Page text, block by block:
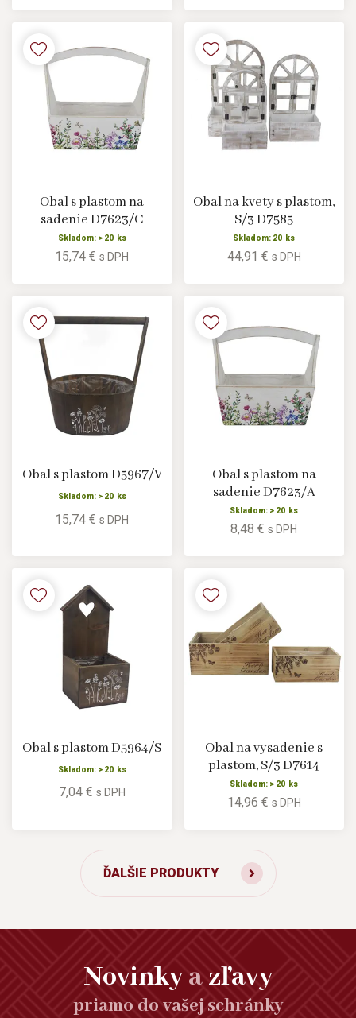
Obal s plastom na
sadenie D7623/C
Skladom: > 20 ks
15,74 €s DPH
Obal na kvety s plastom,
S/3 D7585
Skladom: 20 ks
44,91 € s DPH
Obal s plastom D5967/V
Skladom: > 20 ks
15,74 €s DPH
Obal s plastom na
sadenie D7623/A
Skladom: > 20 ks
8,48 €s DPH
Obal s plastom D5964/S
Skladom: > 20 ks
7,04 € s DPH
Obal na vysadenie s
plastom, S/3 D7614
Skladom: > 20 ks
14,96 € s DPH
ĎALŠIE PRODUKTY
Novinkyazľavy
priamo do vašej schránky